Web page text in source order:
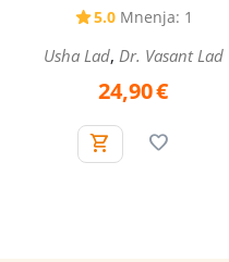
5.0 Mnenja: 1
Usha Lad, Dr. Vasant Lad
24,90€